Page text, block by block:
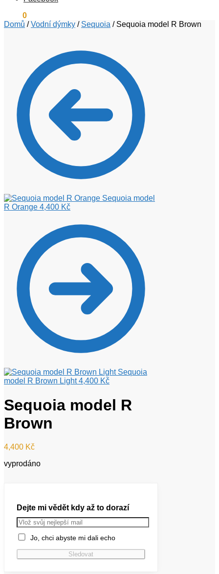
0
Domů /Vodní dýmky / Sequoia / Sequoia model R Brown
Sequoia model
R Orange 4,400 Kč
Sequoia
model R Brown Light 4,400 Kč
Sequoia model R
Brown
4,400 Kč
vyprodáno
Dejte mi vědět kdy až to dorazí
Jo, chci abyste mi dali echo